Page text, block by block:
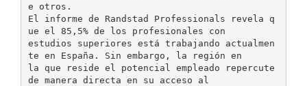
e otros.
El informe de Randstad Professionals revela q
ue el 85,5% de los profesionales con
estudios superiores está trabajando actualmen
te en España. Sin embargo, la región en
la que reside el potencial empleado repercute
de manera directa en su acceso al